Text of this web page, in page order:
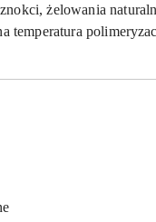
żelowania
temperatura